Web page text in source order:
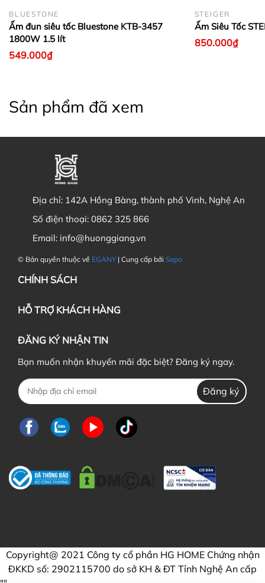
BLUESTONE
Ấm đun siêu tốc Bluestone KTB-3457
1800W 1.5 lít
549.000₫
STEIGER
Ấm Siêu Tốc
850.000₫
Sản phẩm đã xem
Địa chỉ: 142A Hồng Bàng, thành phố Vinh, Nghệ An
Số điện thoại: 0862 325 866
Email: info@huonggiang.vn
© Bản quyền thuộc về EGANY | Cung cấp bởi Sapo
CHÍNH SÁCH
HỖ TRỢ KHÁCH HÀNG
ĐĂNG KÝ NHẬN TIN
Bạn muốn nhận khuyến mãi đặc biệt? Đăng ký ngay.
Đăng ký
Copyright@ 2021 Công ty cổ phần HG HOME Chứng nhận
ĐKKD số: 2902115700 do sở KH & ĐT Tỉnh Nghệ An cấp